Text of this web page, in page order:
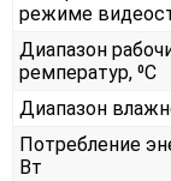
режиме
Диапазон
ремператур, ⁰С
Диапазон
Потребление
Вт